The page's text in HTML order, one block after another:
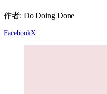
作者: Do Doing Done
FacebookX